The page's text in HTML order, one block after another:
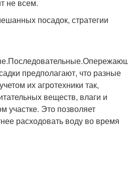
не всем.
посадок, стратегии
предполагают, что разные
их агротехники так,
веществ, влаги и
участке. Это позволяет
расходовать воду во время